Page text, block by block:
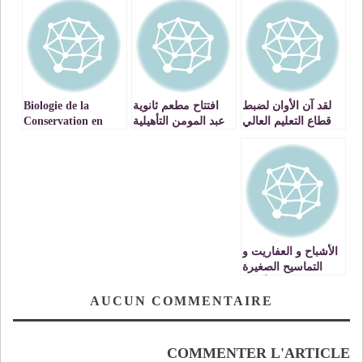
لقد آن الأوان لضبط
قطاع التعليم العالي
مراقبة على غرار
جهاز المراقبة في
التعليم الابتدائي
والثانوي الإعدادي
والتأهيلي
افتتاح مطعم ثانوية
عبد المومن التأهيلية
Biologie de la
Conservation en
الأشباح و العفاريت و
التماسيح الصغيرة
العمومية
AUCUN COMMENTAIRE
COMMENTER L'ARTICLE